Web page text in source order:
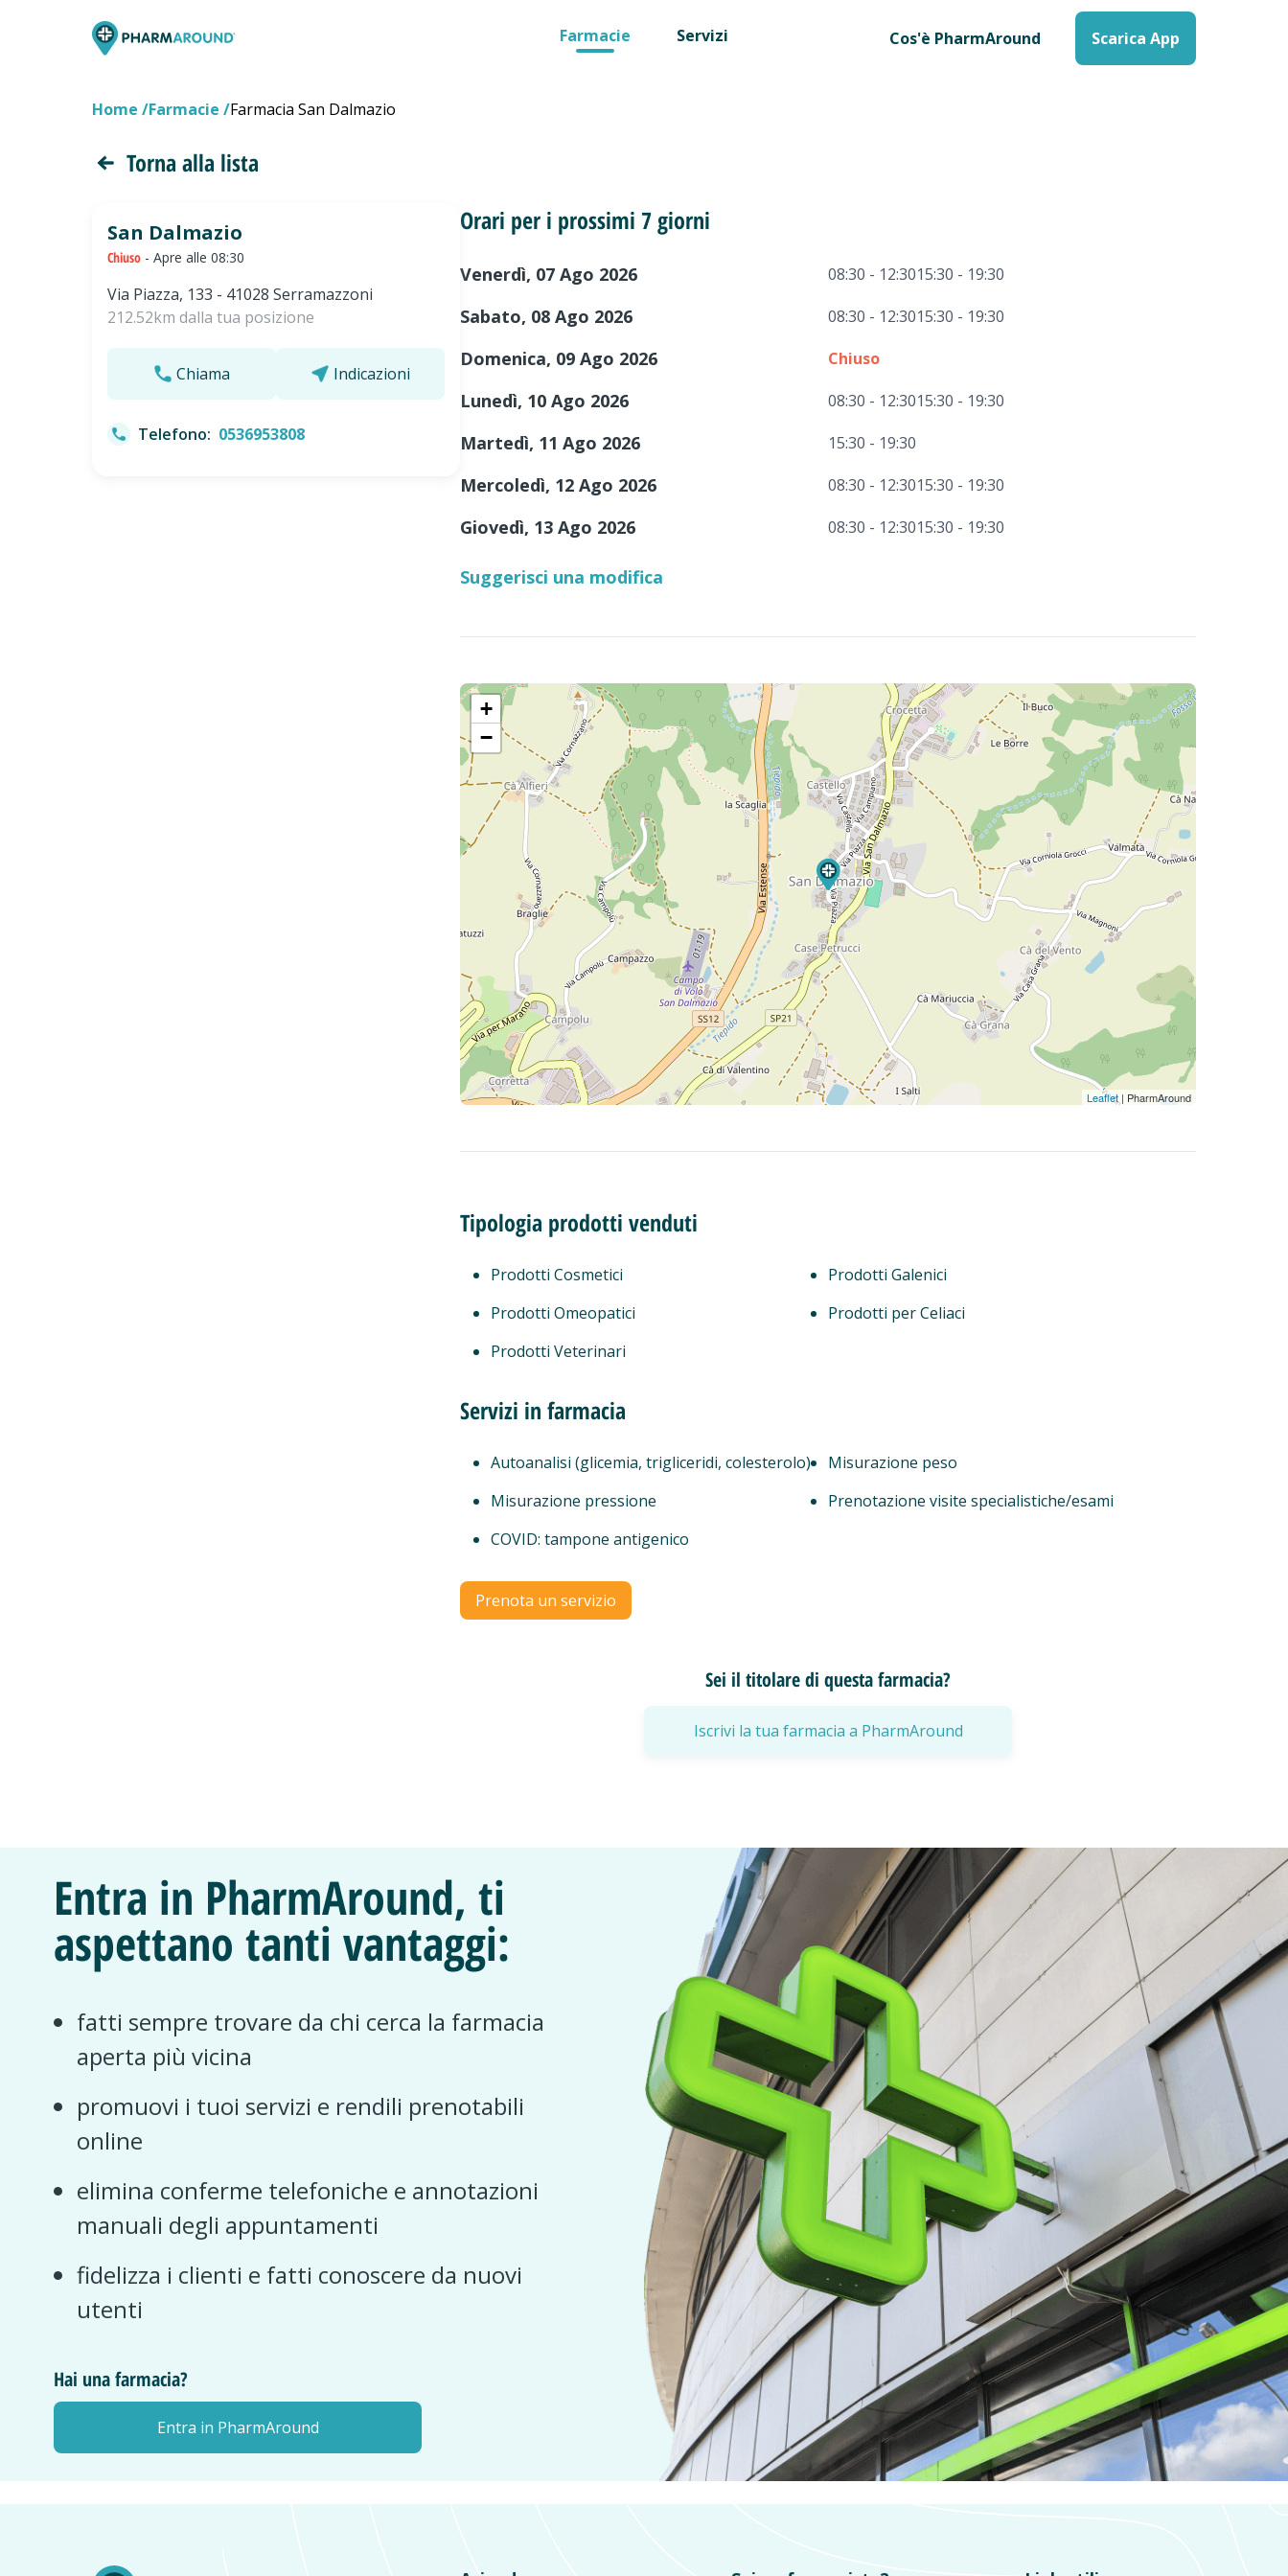
Farmacie Servizi Cos'è PharmAround Scarica App
Home Farmacie Farmacia San Dalmazio
Torna alla lista
San Dalmazio
Chiuso - Apre alle 08:30
Via Piazza, 133 - 41028 Serramazzoni
212.52km dalla tua posizione
Chiama Indicazioni
Telefono: 0536953808
Orari per i prossimi 7 giorni
Venerdì, 07 Ago 2026 08:30 - 12:3015:30 - 19:30
Sabato, 08 Ago 2026 08:30 - 12:3015:30 - 19:30
Domenica, 09 Ago 2026 Chiuso
Lunedì, 10 Ago 2026 08:30 - 12:3015:30 - 19:30
Martedì, 11 Ago 2026 15:30 - 19:30
Mercoledì, 12 Ago 2026 08:30 - 12:3015:30 - 19:30
Giovedì, 13 Ago 2026 08:30 - 12:3015:30 - 19:30
Suggerisci una modifica
+
−
Leaflet | PharmAround
Tipologia prodotti venduti
Prodotti Cosmetici
Prodotti Galenici
Prodotti Omeopatici
Prodotti per Celiaci
Prodotti Veterinari
Servizi in farmacia
Autoanalisi (glicemia, trigliceridi, colesterolo)
Misurazione peso
Misurazione pressione
Prenotazione visite specialistiche/esami
COVID: tampone antigenico
Prenota un servizio
Sei il titolare di questa farmacia?
Iscrivi la tua farmacia a PharmAround
Entra in PharmAround, ti
aspettano tanti vantaggi:
fatti sempre trovare da chi cerca la farmacia
aperta più vicina
promuovi i tuoi servizi e rendili prenotabili
online
elimina conferme telefoniche e annotazioni
manuali degli appuntamenti
fidelizza i clienti e fatti conoscere da nuovi
utenti
Hai una farmacia?
Entra in PharmAround